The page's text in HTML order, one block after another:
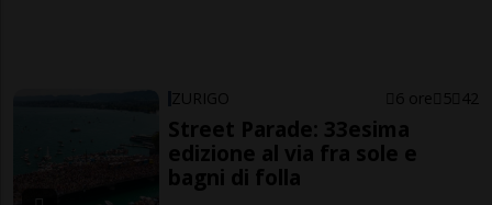
ZURIGO 6 ore 5 42
Street Parade: 33esima
edizione al via fra sole e
bagni di folla